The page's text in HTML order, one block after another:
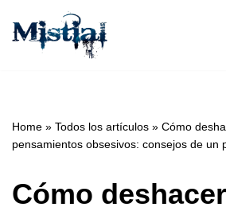
Saltar
Home » Todos los artículos » Cómo
pensamientos obsesivos: consejos de un
Cómo